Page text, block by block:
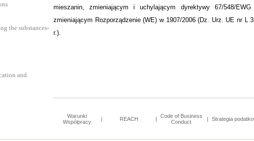
the substances-
and
mieszanin, zmieniającym i uchylającym dyrektywy 67/548/
zmieniającym Rozporządzenie (WE) w 1907/2006 (Dz. Urz. UE nr L
r.).
Warunki
Wspólpracy
| REACH |
Code of Business
Conduct
| Strategia